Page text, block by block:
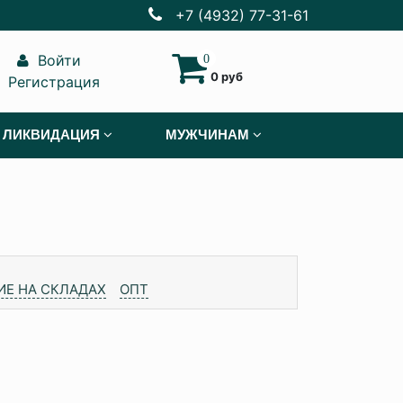
+7 (4932) 77-31-61
Войти
Регистрация
0
0 руб
ЛИКВИДАЦИЯ МУЖЧИНАМ
НА СКЛАДАХ ОПТ